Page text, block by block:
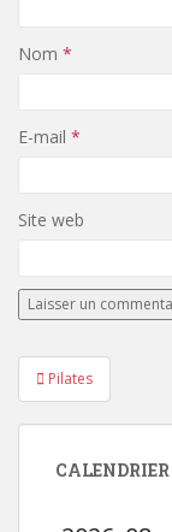
Nom *
E-mail *
Site web
Navigation
de
l’article
Pilates
CALENDRIER